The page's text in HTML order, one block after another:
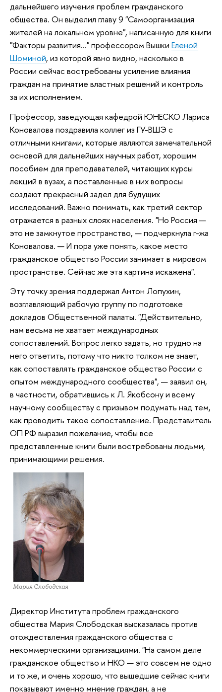
дальнейшего изучения проблем гражданского
общества. Он выделил главу 9 "Самоорганизация
жителей на локальном уровне", написанную для книги
"Факторы развития…" профессором Вышки Еленой
Шоминой, из которой явно видно, насколько в
России сейчас востребованы усиление влияния
граждан на принятие властных решений и контроль
за их исполнением.
Профессор, заведующая кафедрой ЮНЕСКО Лариса
Коновалова поздравила коллег из ГУ-ВШЭ с
отличными книгами, которые являются замечательной
основой для дальнейших научных работ, хорошим
пособием для преподавателей, читающих курсы
лекций в вузах, а поставленные в них вопросы
создают прекрасный задел для будущих
исследований. Важно понимать, как третий сектор
отражается в разных слоях населения. "Но Россия —
это не замкнутое пространство, — подчеркнула г-жа
Коновалова. — И пора уже понять, какое место
гражданское общество России занимает в мировом
пространстве. Сейчас же эта картина искажена".
Эту точку зрения поддержал Антон Лопухин,
возглавляющий рабочую группу по подготовке
докладов Общественной палаты. "Действительно,
нам весьма не хватает международных
сопоставлений. Вопрос легко задать, но трудно на
него ответить, потому что никто толком не знает,
как сопоставлять гражданское общество России с
опытом международного сообщества", — заявил он,
в частности, обратившись к Л. Якобсону и всему
научному сообществу с призывом подумать над тем,
как проводить такое сопоставление. Представитель
ОП РФ выразил пожелание, чтобы все
представленные книги были востребованы людьми,
принимающими решения.
Мария Слободская
Директор Института проблем гражданского
общества Мария Слободская высказалась против
отождествления гражданского общества с
некоммерческими организациями. "На самом деле
гражданское общество и НКО — это совсем не одно
и то же, и очень хорошо, что вышедшие сейчас книги
показывают именно мнение граждан, а не